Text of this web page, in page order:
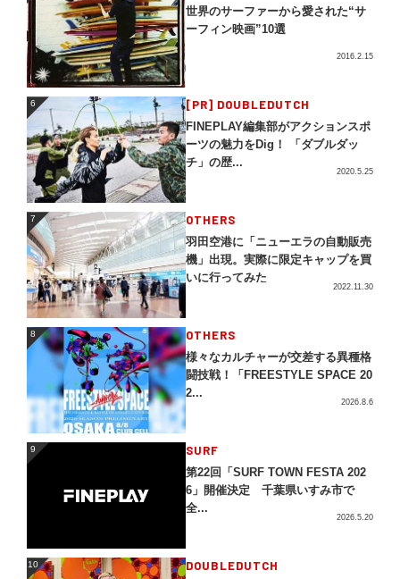
世界のサーファーから愛された“サ
ーフィン映画”10選
2016.2.15
6 [PR] DOUBLEDUTCH
FINEPLAY編集部がアクションスポ
ーツの魅力をDig！ 「ダブルダッ
チ」の歴...
2020.5.25
7 OTHERS
羽田空港に「ニューエラの自動販売
機」出現。実際に限定キャップを買
いに行ってみた
2022.11.30
8 OTHERS
様々なカルチャーが交差する異種格
闘技戦！「FREESTYLE SPACE 20
2...
2026.8.6
9 SURF
第22回「SURF TOWN FESTA 202
6」開催決定 千葉県いすみ市で
全...
2026.5.20
10 DOUBLEDUTCH